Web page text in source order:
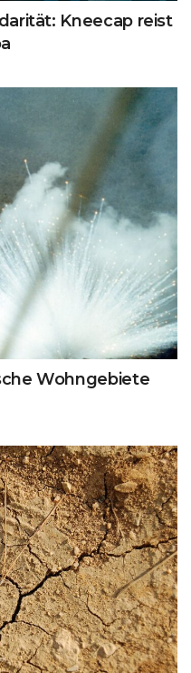
Kneecap reist
Wohngebiete